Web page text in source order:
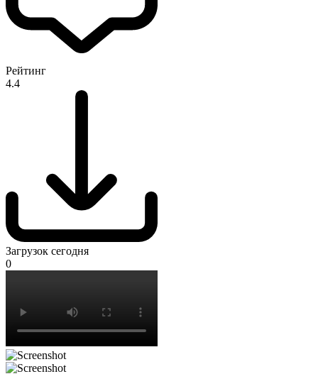
Рейтинг
4.4
Загрузок сегодня
0